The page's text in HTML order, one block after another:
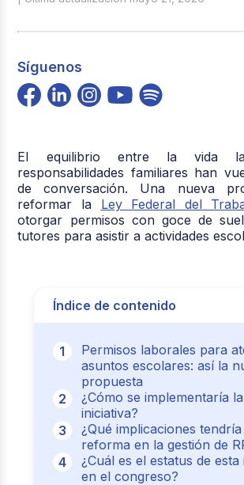
Síguenos
El equilibrio entre la vida
responsabilidades familiares han
de conversación. Una nueva
reformar la Ley Federal del
otorgar permisos con goce de
tutores para asistir a actividades
Índice de contenido
Permisos laborales para
asuntos escolares: así la
propuesta
¿Cómo se implementaría la
iniciativa?
¿Qué implicaciones tendría
reforma en la gestión de
¿Cuál es el estatus de esta
en el congreso?